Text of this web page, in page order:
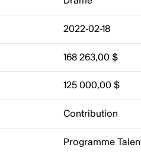
2022-02-18
168 263,00 $
125 000,00 $
Contribution
Programme